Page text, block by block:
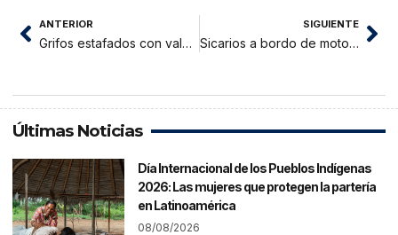
ANTERIOR
Grifos estafados con vales de combustible ilegales continuarán abasteciendo a la MPM
SIGUIENTE
Sicarios a bordo de motocicleta disparan y dejan herido a comerciante
Últimas Noticias
Día Internacional de los Pueblos Indígenas
2026: Las mujeres que protegen la partería
en Latinoamérica
08/08/2026